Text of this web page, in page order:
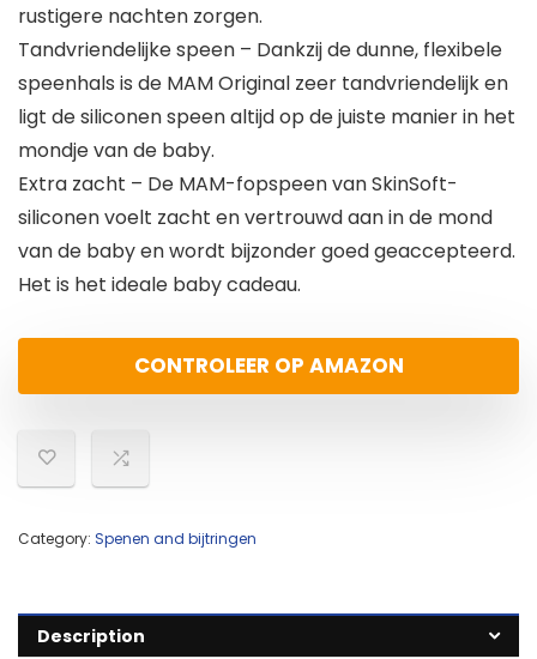
rustigere nachten zorgen.
Tandvriendelijke speen – Dankzij de dunne, flexibele
speenhals is de MAM Original zeer tandvriendelijk en
ligt de siliconen speen altijd op de juiste manier in het
mondje van de baby.
Extra zacht – De MAM-fopspeen van SkinSoft-
siliconen voelt zacht en vertrouwd aan in de mond
van de baby en wordt bijzonder goed geaccepteerd.
Het is het ideale baby cadeau.
CONTROLEER OP AMAZON
Category: Spenen and bijtringen
Description